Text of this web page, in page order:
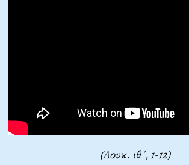
(Λουκ. ιθ΄, 1-12)